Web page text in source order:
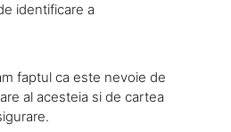
identificare a
faptul ca este nevoie de
al acesteia si de cartea